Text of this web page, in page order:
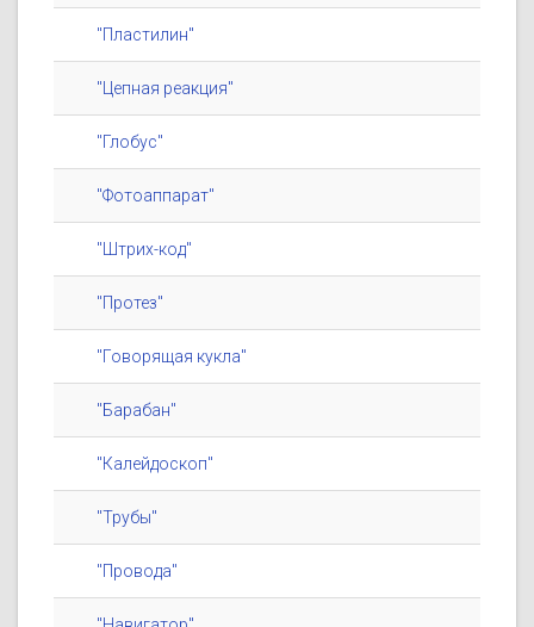
"Пластилин"
"Цепная реакция"
"Глобус"
"Фотоаппарат"
"Штрих-код"
"Протез"
"Говорящая кукла"
"Барабан"
"Калейдоскоп"
"Трубы"
"Провода"